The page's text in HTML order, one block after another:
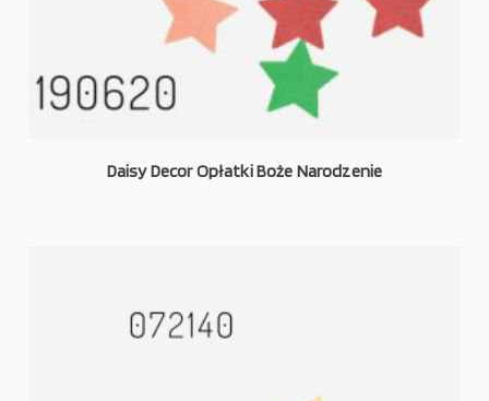
Daisy Decor Opłatki Boże Narodzenie